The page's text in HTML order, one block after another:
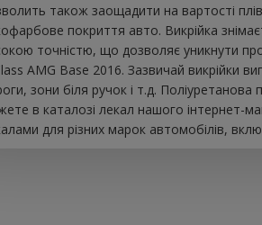
також заощадити на вартості
покриття авто. Викрійка
точністю, що дозволяє уникнути
AMG Base 2016. Зазвичай викрійки
зони біля ручок і т.д.
в каталозі лекал нашого інтернет-
для різних марок автомобілів,